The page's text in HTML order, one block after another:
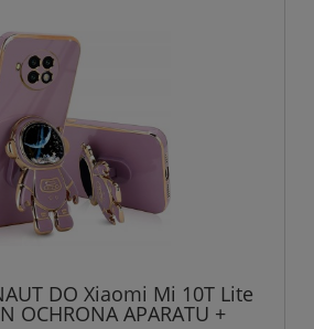
DO Xiaomi Mi 10T Lite
OCHRONA APARATU +